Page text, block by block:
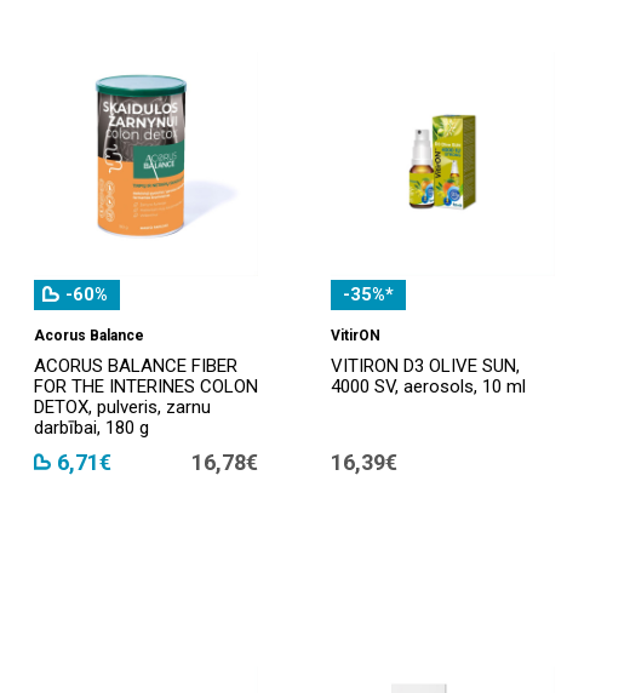
-60%
Acorus Balance
ACORUS BALANCE FIBER
FOR THE INTERINES COLON
DETOX, pulveris, zarnu
darbībai, 180 g
6,71€ 16,78€
-35%*
VitirON
VITIRON D3 OLIVE SUN,
4000 SV, aerosols, 10 ml
16,39€